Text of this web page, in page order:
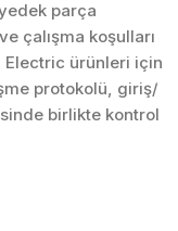
parça
çalışma koşulları
Electric ürünleri için
protokolü, giriş/
birlikte kontrol